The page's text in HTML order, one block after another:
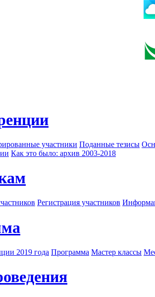
участники Поданные тезисы
Как это было: архив 2003-2018
Регистрация участников
2019 года Программа Мастер классы